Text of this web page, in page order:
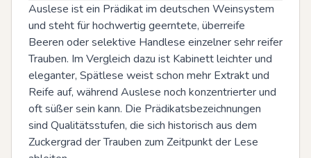
Auslese ist ein Prädikat im deutschen Weinsystem
und steht für hochwertig geerntete, überreife
Beeren oder selektive Handlese einzelner sehr reifer
Trauben. Im Vergleich dazu ist Kabinett leichter und
eleganter, Spätlese weist schon mehr Extrakt und
Reife auf, während Auslese noch konzentrierter und
oft süßer sein kann. Die Prädikatsbezeichnungen
sind Qualitätsstufen, die sich historisch aus dem
Zuckergrad der Trauben zum Zeitpunkt der Lese